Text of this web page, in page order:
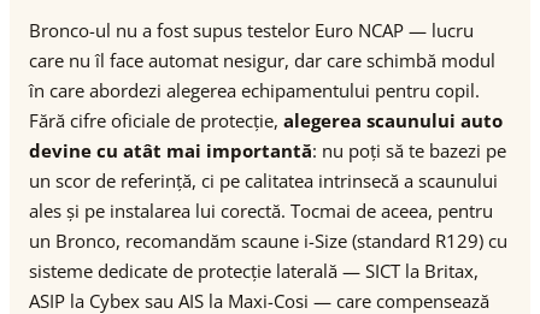
Bronco-ul nu a fost supus testelor Euro NCAP — lucru
care nu îl face automat nesigur, dar care schimbă modul
în care abordezi alegerea echipamentului pentru copil.
Fără cifre oficiale de protecție, alegerea scaunului auto
devine cu atât mai importantă: nu poți să te bazezi pe
un scor de referință, ci pe calitatea intrinsecă a scaunului
ales și pe instalarea lui corectă. Tocmai de aceea, pentru
un Bronco, recomandăm scaune i-Size (standard R129) cu
sisteme dedicate de protecție laterală — SICT la Britax,
ASIP la Cybex sau AIS la Maxi-Cosi — care compensează